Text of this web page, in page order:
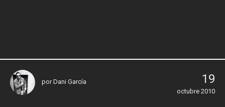
porDani García 19
octubre 2010